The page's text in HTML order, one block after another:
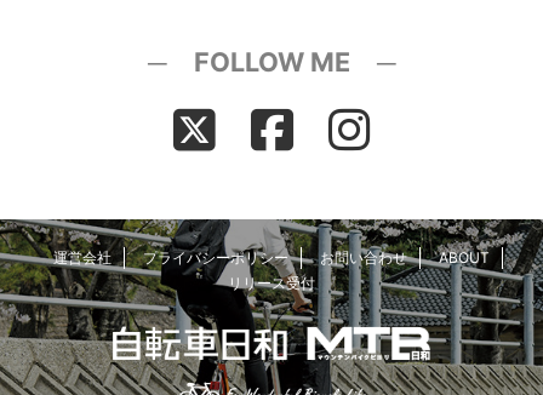
─ FOLLOW ME ─
運営会社 プライバシーポリシー お問い合わせ
ABOUT
リリース受付